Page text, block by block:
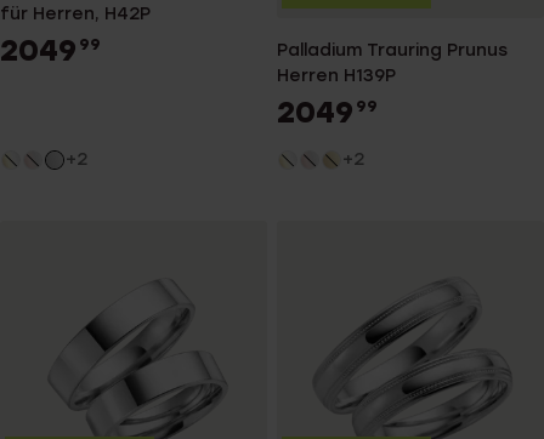
für Herren, H42P
2049 99
+2
Palladium Trauring Prunus
Herren H139P
2049 99
+2